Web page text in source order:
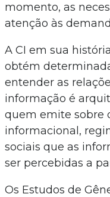
momento, as
atenção às
A CI em sua
obtém
entender as
informação é
quem emite sobre
informacional,
sociais que as
ser percebidas a
Os Estudos de